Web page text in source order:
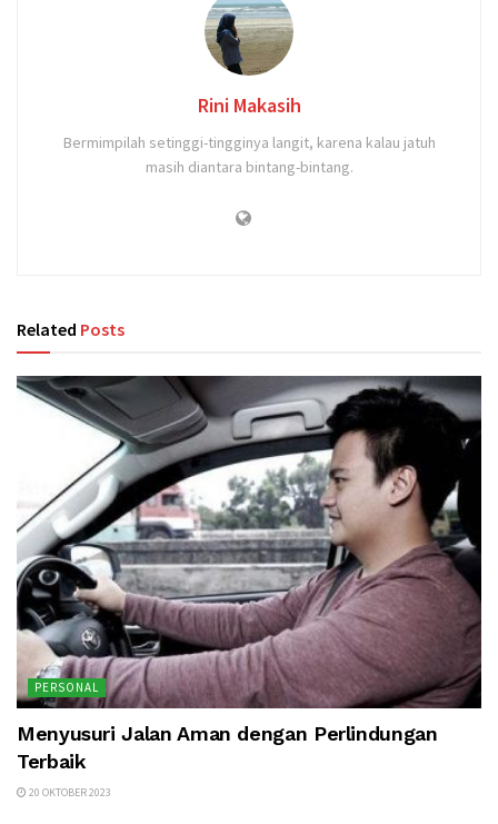
Rini Makasih
Bermimpilah setinggi-tingginya langit, karena kalau jatuh
masih diantara bintang-bintang.
Related Posts
PERSONAL
Menyusuri Jalan Aman dengan Perlindungan
Terbaik
20 OKTOBER 2023